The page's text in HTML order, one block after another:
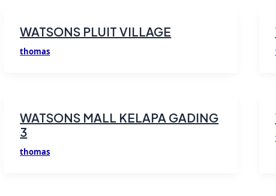
WATSONS PLUIT VILLAGE
thomas
WATSONS MALL KELAPA GADING
3
thomas